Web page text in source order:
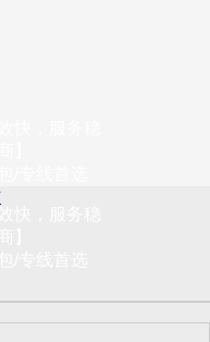
，服务稳
专线首选